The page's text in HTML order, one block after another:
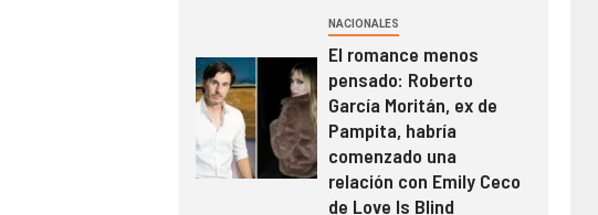
NACIONALES
El romance menos
pensado: Roberto
García Moritán, ex de
Pampita, habría
comenzado una
relación con Emily Ceco
de Love Is Blind